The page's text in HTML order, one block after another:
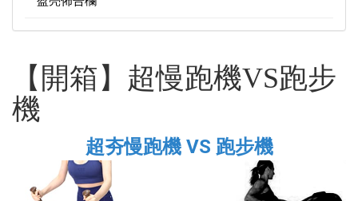
【開箱】超慢跑機VS跑步
機
超夯慢跑機 VS 跑步機